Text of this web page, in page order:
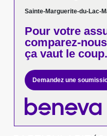
Sainte-Marguerite-du-Lac-
Pour votre
comparez-
ça vaut le coup.
Demandez une